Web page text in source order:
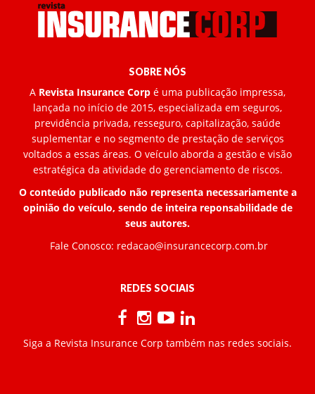
SOBRE NÓS
A Revista Insurance Corp é uma publicação impressa,
lançada no início de 2015, especializada em seguros,
previdência privada, resseguro, capitalização, saúde
suplementar e no segmento de prestação de serviços
voltados a essas áreas. O veículo aborda a gestão e visão
estratégica da atividade do gerenciamento de riscos.
O conteúdo publicado não representa necessariamente a
opinião do veículo, sendo de inteira reponsabilidade de
seus autores.
Fale Conosco: redacao@insurancecorp.com.br
REDES SOCIAIS
Siga a Revista Insurance Corp também nas redes sociais.